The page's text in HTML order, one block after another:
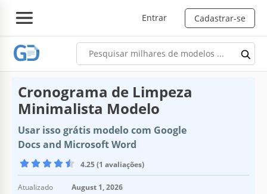
Entrar Cadastrar-se
Cronograma de Limpeza
Minimalista Modelo
Usar isso grátis modelo com Google
Docs and Microsoft Word
4.25 (1 avaliações)
Atualizado
August 1, 2026